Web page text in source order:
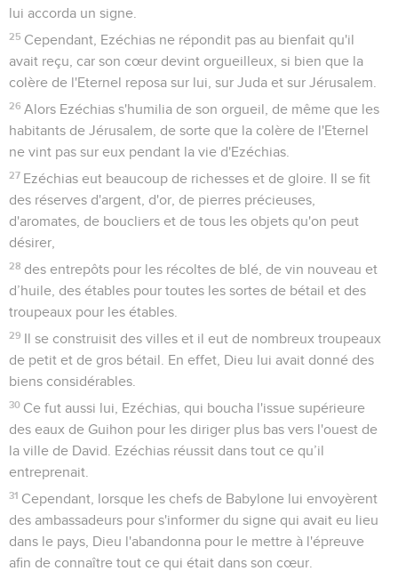
lui accorda un signe.
25 Cependant, Ezéchias ne répondit pas au bienfait qu'il
avait reçu, car son cœur devint orgueilleux, si bien que la
colère de l'Eternel reposa sur lui, sur Juda et sur Jérusalem.
26 Alors Ezéchias s'humilia de son orgueil, de même que les
habitants de Jérusalem, de sorte que la colère de l'Eternel
ne vint pas sur eux pendant la vie d'Ezéchias.
27 Ezéchias eut beaucoup de richesses et de gloire. Il se fit
des réserves d'argent, d'or, de pierres précieuses,
d'aromates, de boucliers et de tous les objets qu'on peut
désirer,
28 des entrepôts pour les récoltes de blé, de vin nouveau et
d’huile, des étables pour toutes les sortes de bétail et des
troupeaux pour les étables.
29 Il se construisit des villes et il eut de nombreux troupeaux
de petit et de gros bétail. En effet, Dieu lui avait donné des
biens considérables.
30 Ce fut aussi lui, Ezéchias, qui boucha l'issue supérieure
des eaux de Guihon pour les diriger plus bas vers l'ouest de
la ville de David. Ezéchias réussit dans tout ce qu’il
entreprenait.
31 Cependant, lorsque les chefs de Babylone lui envoyèrent
des ambassadeurs pour s'informer du signe qui avait eu lieu
dans le pays, Dieu l'abandonna pour le mettre à l'épreuve
afin de connaître tout ce qui était dans son cœur.